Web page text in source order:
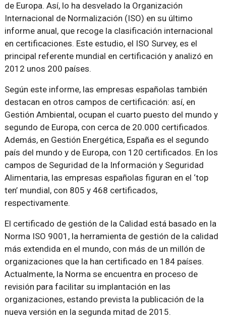
de Europa. Así, lo ha desvelado la Organización
Internacional de Normalización (ISO) en su último
informe anual, que recoge la clasificación internacional
en certificaciones. Este estudio, el ISO Survey, es el
principal referente mundial en certificación y analizó en
2012 unos 200 países.
Según este informe, las empresas españolas también
destacan en otros campos de certificación: así, en
Gestión Ambiental, ocupan el cuarto puesto del mundo y
segundo de Europa, con cerca de 20.000 certificados.
Además, en Gestión Energética, España es el segundo
país del mundo y de Europa, con 120 certificados. En los
campos de Seguridad de la Información y Seguridad
Alimentaria, las empresas españolas figuran en el ‘top
ten’ mundial, con 805 y 468 certificados,
respectivamente.
El certificado de gestión de la Calidad está basado en la
Norma ISO 9001, la herramienta de gestión de la calidad
más extendida en el mundo, con más de un millón de
organizaciones que la han certificado en 184 países.
Actualmente, la Norma se encuentra en proceso de
revisión para facilitar su implantación en las
organizaciones, estando prevista la publicación de la
nueva versión en la segunda mitad de 2015.